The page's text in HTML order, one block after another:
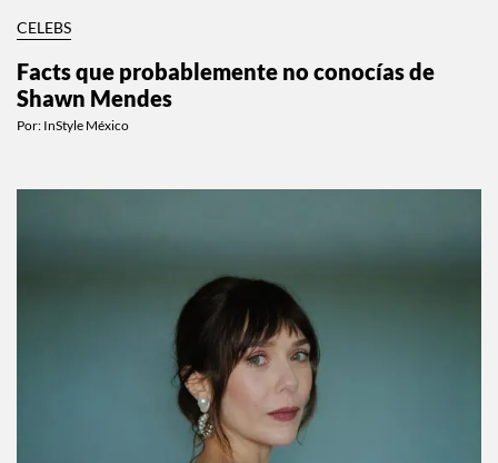
CELEBS
Facts que probablemente no conocías de
Shawn Mendes
Por: InStyle México